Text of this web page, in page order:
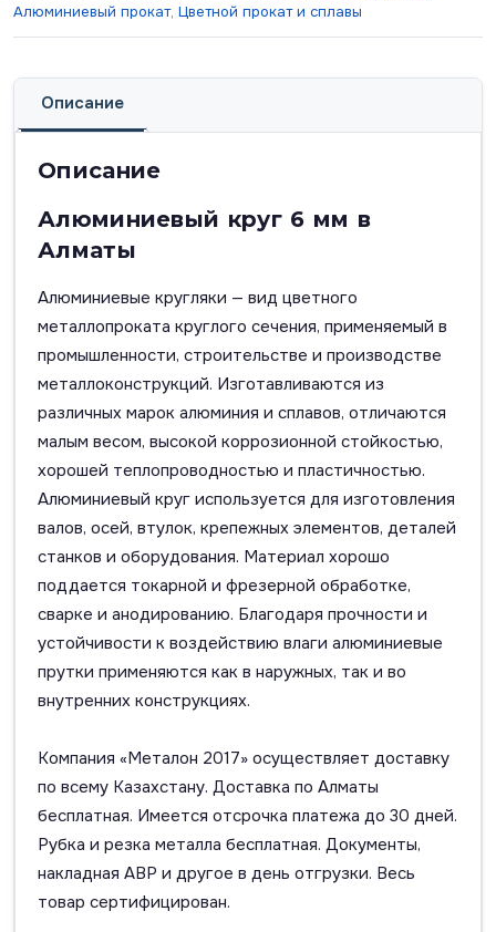
Алюминиевый прокат, Цветной прокат и сплавы
Описание
Описание
Алюминиевый круг 6 мм в
Алматы
Алюминиевые кругляки — вид цветного
металлопроката круглого сечения, применяемый в
промышленности, строительстве и производстве
металлоконструкций. Изготавливаются из
различных марок алюминия и сплавов, отличаются
малым весом, высокой коррозионной стойкостью,
хорошей теплопроводностью и пластичностью.
Алюминиевый круг используется для изготовления
валов, осей, втулок, крепежных элементов, деталей
станков и оборудования. Материал хорошо
поддается токарной и фрезерной обработке,
сварке и анодированию. Благодаря прочности и
устойчивости к воздействию влаги алюминиевые
прутки применяются как в наружных, так и во
внутренних конструкциях.
Компания «Металон 2017» осуществляет доставку
по всему Казахстану. Доставка по Алматы
бесплатная. Имеется отсрочка платежа до 30 дней.
Рубка и резка металла бесплатная. Документы,
накладная АВР и другое в день отгрузки. Весь
товар сертифицирован.